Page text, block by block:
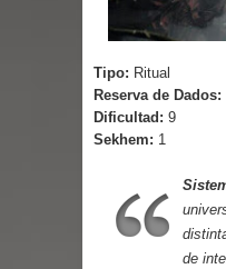
Tipo: Ritual
Reserva de Dados:
Dificultad: 9
Sekhem: 1
de